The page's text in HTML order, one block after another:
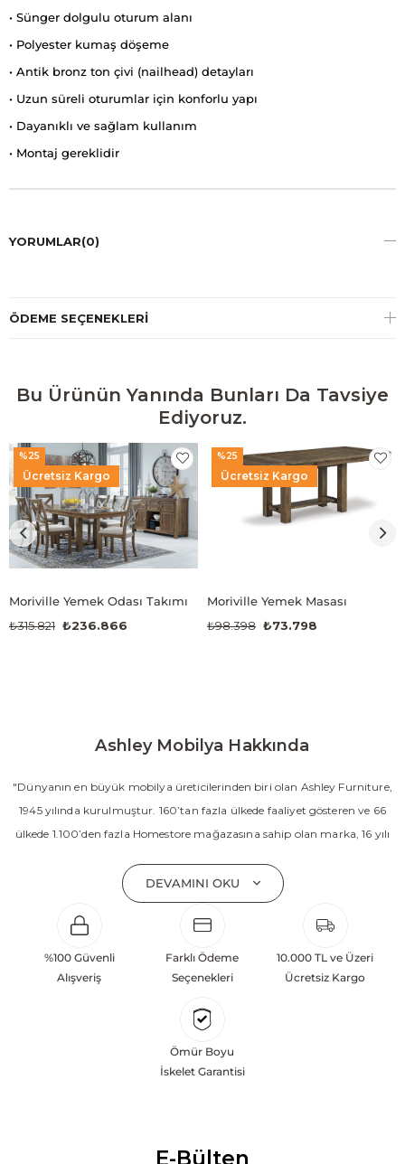
• Sünger dolgulu oturum alanı
• Polyester kumaş döşeme
• Antik bronz ton çivi (nailhead) detayları
• Uzun süreli oturumlar için konforlu yapı
• Dayanıklı ve sağlam kullanım
• Montaj gereklidir
YORUMLAR(0)
ÖDEME SEÇENEKLERI
Bu Ürünün Yanında Bunları Da Tavsiye
Ediyoruz.
Moriville Yemek Odası Takımı
₺236.866
₺315.821
Ücretsiz Kargo
%25
Moriville Yemek Masası
₺73.798
₺98.398
Ücretsiz Kargo
%25
Ashley Mobilya Hakkında
"Dünyanın en büyük mobilya üreticilerinden biri olan Ashley Furniture,
1945 yılında kurulmuştur. 160’tan fazla ülkede faaliyet gösteren ve 66
ülkede 1.100’den fazla Homestore mağazasına sahip olan marka, 16 yılı
yatak odası, oturma odası, yemek odası, home ofis ve ev dekorasyon
aksesuarları dahil olmak üzere 20’den fazla ürün kategorisinde geniş bir
koleksiyon sunmaktadır. Sabit ve hareketli koltuklar, yataklar, bahçe
mobilyaları ve demonte ürün grupları ile ürün yelpazesini sürekli
geliştiren Ashley, güçlü ve verimli global altyapısı sayesinde dünya
başarılarına değil, aynı zamanda gelecekte yaratacağı değerlere
odaklanarak sürekli gelişimi temel yaklaşım olarak benimsemektedir.
Türkiye’deki yatırımları kapsamında, Kayseri Serbest Bölgesi’nde 100
DEVAMINI OKU
%100 Güvenli
Alışveriş
Farklı Ödeme
Seçenekleri
10.000 TL ve Üzeri
Ücretsiz Kargo
Ömür Boyu
İskelet Garantisi
E-Bülten